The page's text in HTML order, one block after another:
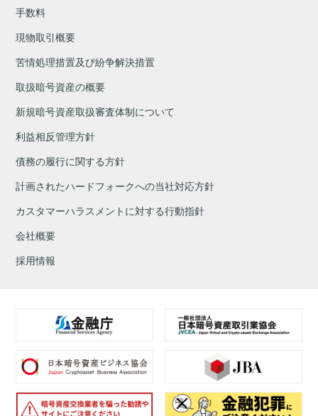
手数料
現物取引概要
苦情処理措置及び紛争解決措置
取扱暗号資産の概要
新規暗号資産取扱審査体制について
利益相反管理方針
債務の履行に関する方針
計画されたハードフォークへの当社対応方針
カスタマーハラスメントに対する行動指針
会社概要
採用情報